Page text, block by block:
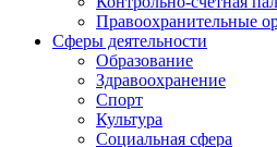
Правоохранительные
Сферы деятельности
Образование
Здравоохранение
Спорт
Культура
Социальная сфера